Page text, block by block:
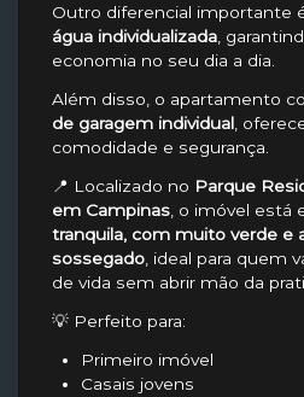
Outro diferencial importante
água individualizada ,
economia no seu dia a dia.
Além disso, o apartamento
de garagem individual ,
comodidade e segurança.
📍 Localizado no Parque
em Campinas , o imóvel está
tranquila, com muito verde e
sossegado , ideal para quem
de vida sem abrir mão da
💡 Perfeito para:
Primeiro imóvel
Casais jovens